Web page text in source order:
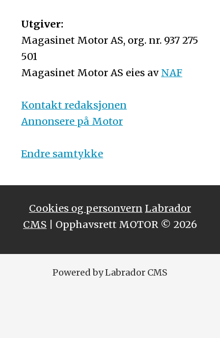
Utgiver:
Magasinet Motor AS, org. nr. 937 275
501
Magasinet Motor AS eies av NAF
Kontakt redaksjonen
Annonsere på Motor
Endre samtykke
Cookies og personvern Labrador
CMS | Opphavsrett MOTOR © 2026
Powered by Labrador CMS